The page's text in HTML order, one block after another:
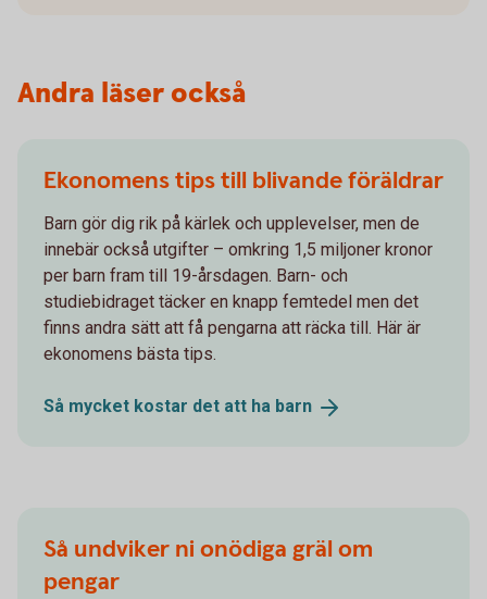
Andra läser också
Ekonomens tips till blivande föräldrar
Barn gör dig rik på kärlek och upplevelser, men de
innebär också utgifter – omkring 1,5 miljoner kronor
per barn fram till 19-årsdagen. Barn- och
studiebidraget täcker en knapp femtedel men det
finns andra sätt att få pengarna att räcka till. Här är
ekonomens bästa tips.
Så mycket kostar det att ha barn
Så undviker ni onödiga gräl om
pengar